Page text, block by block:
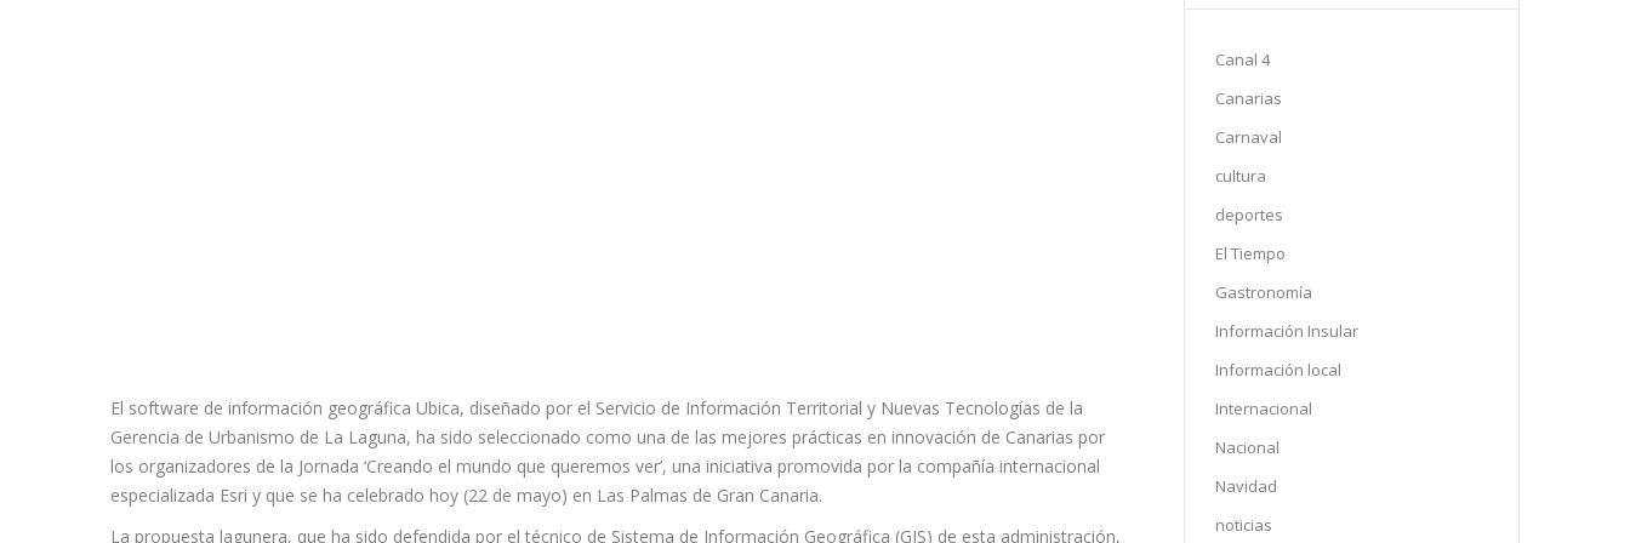
El software de información geográfica Ubica, diseñado por el Servicio de Información Territorial y Nuevas Tecnologías de la
Gerencia de Urbanismo de La Laguna, ha sido seleccionado como una de las mejores prácticas en innovación de Canarias por
los organizadores de la Jornada ‘Creando el mundo que queremos ver’, una iniciativa promovida por la compañía internacional
especializada Esri y que se ha celebrado hoy (22 de mayo) en Las Palmas de Gran Canaria.
La propuesta lagunera, que ha sido defendida por el técnico de Sistema de Información Geográfica (GIS) de esta administración,
Canal 4
Canarias
Carnaval
cultura
deportes
El Tiempo
Gastronomía
Información Insular
Información local
Internacional
Nacional
Navidad
noticias